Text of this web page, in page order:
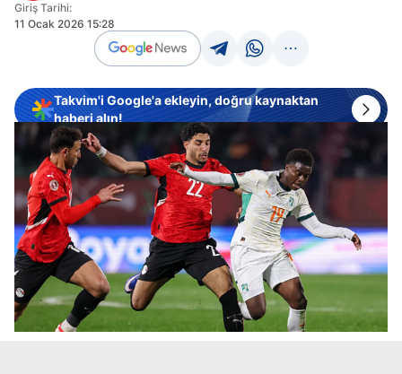
Giriş Tarihi:
11 Ocak 2026 15:28
Takvim'i Google'a ekleyin, doğru kaynaktan
haberi alın!